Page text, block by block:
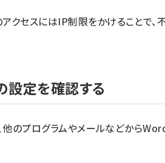
クセスにはIP制限をかけることで、
定を確認する
他のプログラムやメールなどから